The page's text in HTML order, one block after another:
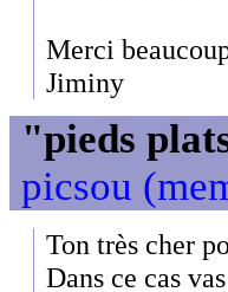
Merci
Jiminy
"pieds
picsou
Ton très cher
Dans ce cas